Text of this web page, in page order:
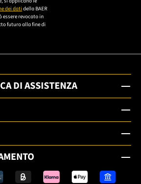
dei dati della BAER
essere revocato in
futuro alla fine di
DI ASSISTENZA